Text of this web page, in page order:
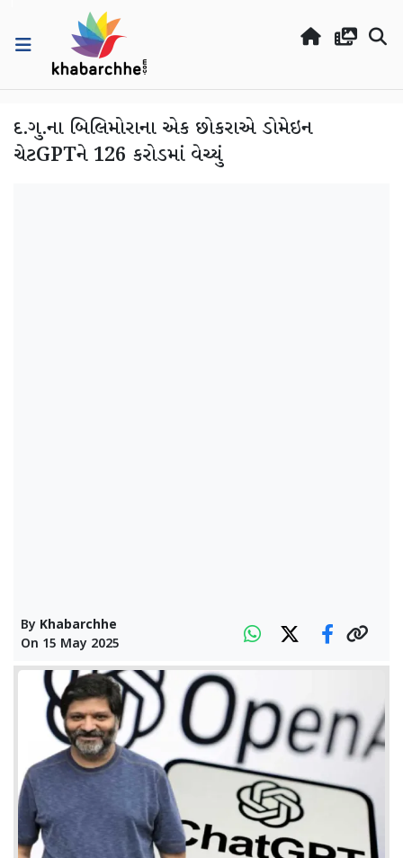
દ.ગુ.ના બિલિમોરાના એક છોકરાએ ડોમેઇન
ચેટGPTને 126 કરોડમાં વેચ્યું
By Khabarchhe
On 15 May 2025